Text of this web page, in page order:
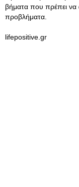
βήματα που πρέπει να
προβλήματα.
lifepositive.gr